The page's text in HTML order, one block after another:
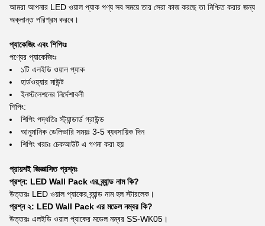
আমরা আপনার LED ওয়াল প্যাক পণ্য সব সময়ে তার সেরা কাজ করছে তা নিশ্চিত করার জন্য
অক্লান্ত পরিশ্রম করবে।
প্যাকেজিং এবং শিপিংঃ
পণ্যের প্যাকেজিংঃ
১টি এলইডি ওয়াল প্যাক
হার্ডওয়্যার মাউন্ট
ইনস্টলেশনের নির্দেশাবলী
শিপিং:
শিপিং পদ্ধতিঃ স্ট্যান্ডার্ড গ্রাউন্ড
আনুমানিক ডেলিভারি সময়ঃ 3-5 ব্যবসায়িক দিন
শিপিং খরচঃ চেকআউট এ গণনা করা হয়
প্রায়শই জিজ্ঞাসিত প্রশ্নঃ
প্রশ্ন: LED Wall Pack এর ব্র্যান্ড নাম কি?
উত্তরঃ LED ওয়াল প্যাকের ব্র্যান্ড নাম হল স্টারলেক।
প্রশ্ন ২: LED Wall Pack এর মডেল নম্বর কি?
উত্তরঃ এলইডি ওয়াল প্যাকের মডেল নম্বর SS-WK05।